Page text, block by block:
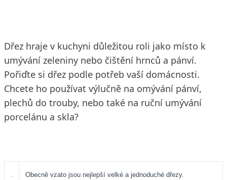
Dřez hraje v kuchyni důležitou roli jako místo k
umývání zeleniny nebo čištění hrnců a pánví.
Pořiďte si dřez podle potřeb vaší domácnosti.
Chcete ho používat výlučně na omývání pánví,
plechů do trouby, nebo také na ruční umývání
porcelánu a skla?
Obecně vzato jsou nejlepší velké a jednoduché dřezy.